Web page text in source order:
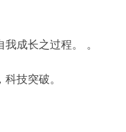
成长之过程。 。
技突破。